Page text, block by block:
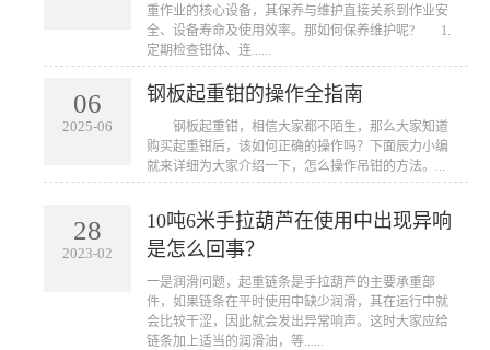
重作业的核心设备，其保养与维护直接关系到作业安
全、设备寿命及使用效率。那如何保养维护呢? 1.
定期检查钳体、连......
06
2025-06
钢板起重钳的操作全指南
​ 钢板起重钳，相信大家都不陌生，那么大家知道
购买起重钳后，该如何正确的操作吗？下面辰力小编
就来详细为大家介绍一下，怎么操作吊钳的方法。...
28
2023-02
10吨6米手拉葫芦在使用中出现异响
是怎么回事？
一是润滑问题，起重链条是手拉葫芦的主要承重部
件，如果链条在平时使用中缺少润滑，其在运行中就
会比较干涩，因此就会发出异常响声。这时大家应给
链条加上适当的润滑油，等......